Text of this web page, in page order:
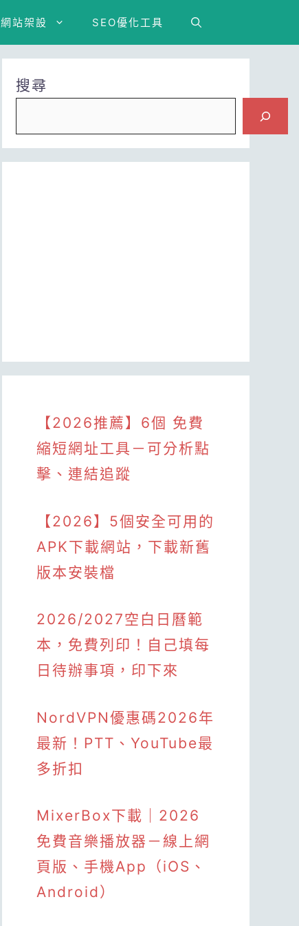
網站架設 SEO優化工具
搜尋
【2026推薦】6個 免費
縮短網址工具－可分析點
擊、連結追蹤
【2026】5個安全可用的
APK下載網站，下載新舊
版本安裝檔
2026/2027空白日曆範
本，免費列印！自己填每
日待辦事項，印下來
NordVPN優惠碼2026年
最新！PTT、YouTube最
多折扣
MixerBox下載｜2026
免費音樂播放器－線上網
頁版、手機App（iOS、
Android）